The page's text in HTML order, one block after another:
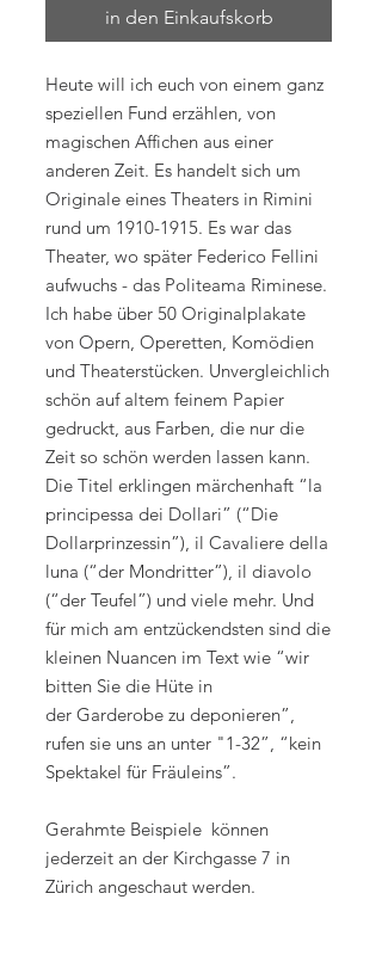
in den Einkaufskorb
Heute will ich euch von einem ganz
speziellen Fund erzählen, von
magischen Affichen aus einer
anderen Zeit. Es handelt sich um
Originale eines Theaters in Rimini
rund um 1910-1915. Es war das
Theater, wo später Federico Fellini
aufwuchs - das Politeama Riminese.
Ich habe über 50 Originalplakate
von Opern, Operetten, Komödien
und Theaterstücken. Unvergleichlich
schön auf altem feinem Papier
gedruckt, aus Farben, die nur die
Zeit so schön werden lassen kann.
Die Titel erklingen märchenhaft “la
principessa dei Dollari” (“Die
Dollarprinzessin”), il Cavaliere della
luna (“der Mondritter”), il diavolo
(“der Teufel”) und viele mehr. Und
für mich am entzückendsten sind die
kleinen Nuancen im Text wie “wir
bitten Sie die Hüte in
der Garderobe zu deponieren”,
rufen sie uns an unter "1-32”, “kein
Spektakel für Fräuleins”.
Gerahmte Beispiele können
jederzeit an der Kirchgasse 7 in
Zürich angeschaut werden.